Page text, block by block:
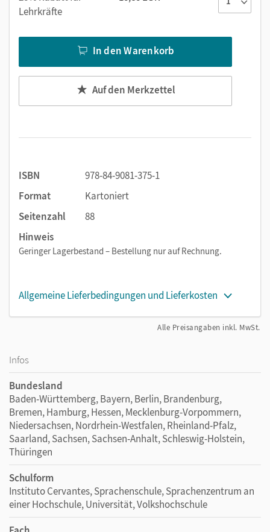
Lehrkräfte
In den Warenkorb
Auf den Merkzettel
ISBN
978-84-9081-375-1
Format
Kartoniert
Seitenzahl
88
Hinweis
Geringer Lagerbestand – Bestellung nur auf Rechnung.
Allgemeine Lieferbedingungen und Lieferkosten
Alle Preisangaben inkl. MwSt.
Infos
Bundesland
Baden-Württemberg, Bayern, Berlin, Brandenburg,
Bremen, Hamburg, Hessen, Mecklenburg-Vorpommern,
Niedersachsen, Nordrhein-Westfalen, Rheinland-Pfalz,
Saarland, Sachsen, Sachsen-Anhalt, Schleswig-Holstein,
Thüringen
Schulform
Instituto Cervantes, Sprachenschule, Sprachenzentrum an
einer Hochschule, Universität, Volkshochschule